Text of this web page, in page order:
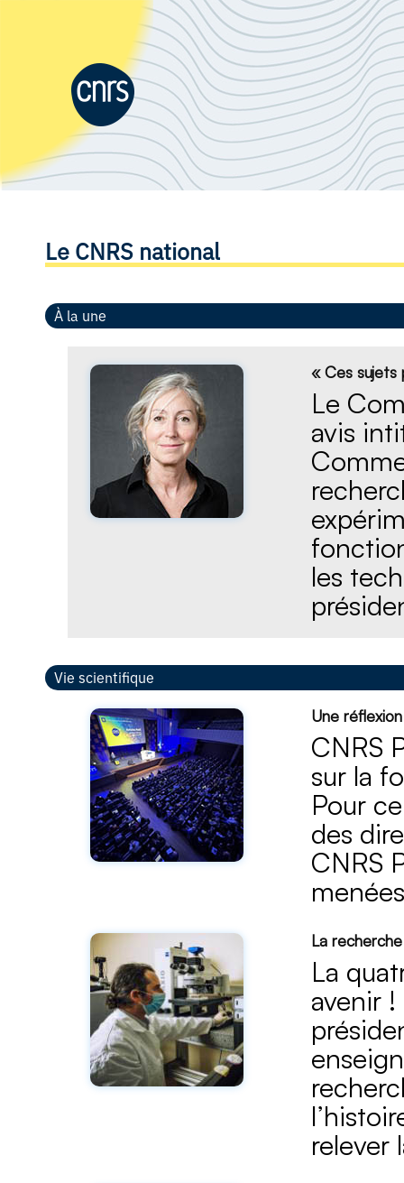
Le CNRS national
À la une
« Ces sujets
Le
avis
les
Vie scientifique
Une
CNRS
sur la
Pour
des
CNRS
La
La
avenir !
relever